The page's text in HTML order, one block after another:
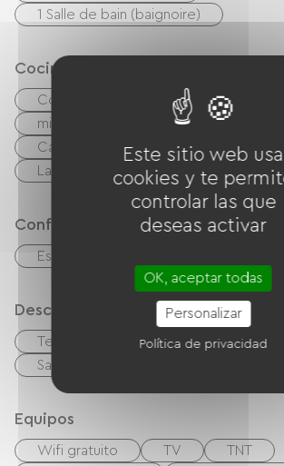
1 Salle de bain (baignoire)
Cocina
Cocina independiente
cuisinière
microonda
Las cuatro
Campana extractora
Frigorífico
Lavavajillas
Congélateur
Confort
Estufa de leña
Descripción
Terreno privado cercado
Sala de estar / Salón
Equipos
Wifi gratuito TV
TNT
Este sitio web usa
cookies y te
controlar las que
deseas activar
OK, aceptar todas
Personalizar
Política de privacidad